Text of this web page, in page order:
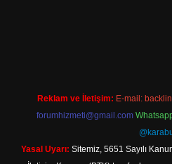
Reklam ve İletişim: E-mail:
forumhizmeti@gmail.com
Yasal Uyarı: Sitemiz, 5651 Sayılı